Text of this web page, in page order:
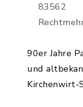
83562
90er Jahre
und
Kirchenwirt-